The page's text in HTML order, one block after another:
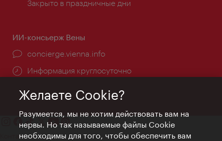
Закрыто в праздничные дни
ИИ-консьерж Вены
concierge.vienna.info
Информация круглосуточно
Контакт
Желаете Cookie?
Разумеется, мы не хотим действовать вам на
нервы. Но так называемые файлы Cookie
необходимы для того, чтобы обеспечить вам